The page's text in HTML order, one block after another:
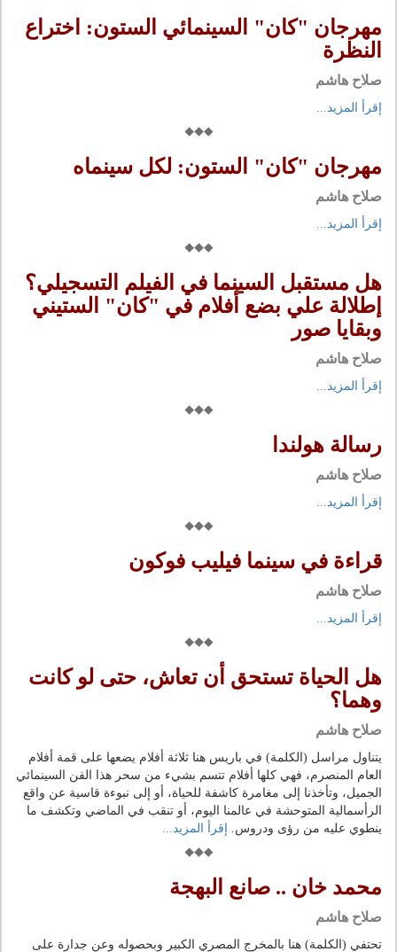
مهرجان "كان" السينمائي الستون: اختراع
النظرة
صلاح هاشم
إقرأ المزيد...
مهرجان "كان" الستون: لكل سينماه
صلاح هاشم
إقرأ المزيد...
هل مستقبل السينما في الفيلم التسجيلي؟
إطلالة علي بضع أفلام في "كان" الستيني
وبقايا صور
صلاح هاشم
إقرأ المزيد...
رسالة هولندا
صلاح هاشم
إقرأ المزيد...
قراءة في سينما فيليب فوكون
صلاح هاشم
إقرأ المزيد...
هل الحياة تستحق أن تعاش، حتى لو كانت
وهما؟
صلاح هاشم
يتناول مراسل (الكلمة) في باريس هنا ثلاثة أفلام يضعها على قمة أفلام
العام المنصرم، فهي كلها أفلام تتسم بشيء من سحر هذا الفن السينمائي
الجميل، وتأخذنا إلى مغامرة كاشفة للحياة، أو إلى نبوءة قاسية عن واقع
الرأسمالية المتوحشة في عالمنا اليوم، أو تنقب في الماضي وتكشف ما
ينطوي عليه من رؤى ودروس.
إقرأ المزيد...
محمد خان .. صانع البهجة
صلاح هاشم
تحتفي (الكلمة) هنا بالمخرج المصري الكبير وبحصوله وعن جدارة على